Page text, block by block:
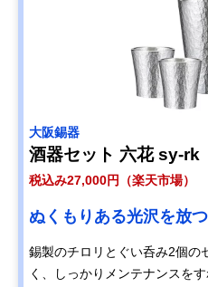
大阪錫器
酒器セット 六花 sy-rk
税込み27,000円（楽天市場）
ぬくもりある光沢を放
錫製のチロリとぐい呑み2個の
く、しっかりメンテナンスを